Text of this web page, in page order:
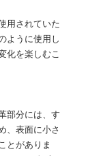
用されていた
ように使用し
化を楽しむこ
部分には、す
、表面に小さ
とがありま